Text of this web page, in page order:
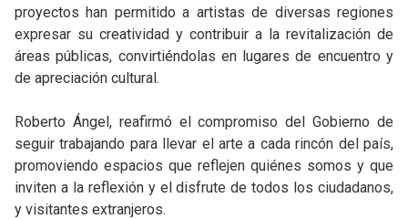
proyectos han permitido a artistas de diversas regiones
expresar su creatividad y contribuir a la revitalización de
áreas públicas, convirtiéndolas en lugares de encuentro y
de apreciación cultural.
Roberto Ángel, reafirmó el compromiso del Gobierno de
seguir trabajando para llevar el arte a cada rincón del país,
promoviendo espacios que reflejen quiénes somos y que
inviten a la reflexión y el disfrute de todos los ciudadanos,
y visitantes extranjeros.